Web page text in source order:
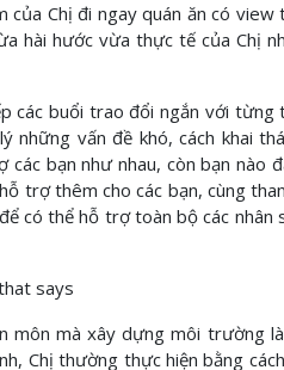
của Chị đi ngay quán ăn có
hài hước vừa thực tế của Chị
các buổi trao đổi ngắn với
vấn đề khó, cách khai
bạn như nhau, còn bạn nào
trợ thêm cho các bạn, cùng
có thể hỗ trợ toàn bộ các
môn mà xây dựng môi trường
Chị thường thực hiện bằng